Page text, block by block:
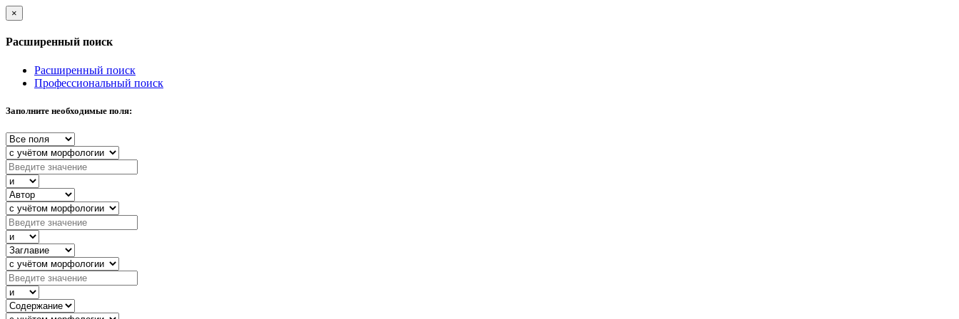
×
Расширенный поиск
Расширенный поиск
Профессиональный поиск
Заполните необходимые поля: